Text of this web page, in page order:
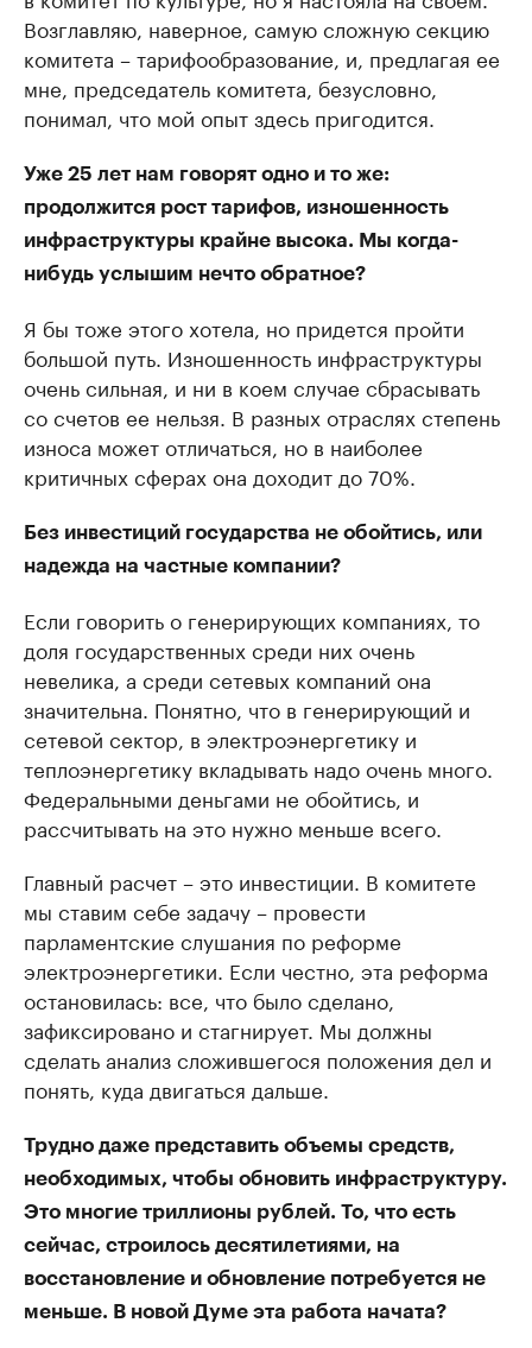
Возглавляю, наверное, самую сложную секцию
комитета – тарифообразование, и, предлагая ее
мне, председатель комитета, безусловно,
понимал, что мой опыт здесь пригодится.
Уже 25 лет нам говорят одно и то же:
продолжится рост тарифов, изношенность
инфраструктуры крайне высока. Мы когда-
нибудь услышим нечто обратное?
Я бы тоже этого хотела, но придется пройти
большой путь. Изношенность инфраструктуры
очень сильная, и ни в коем случае сбрасывать
со счетов ее нельзя. В разных отраслях степень
износа может отличаться, но в наиболее
критичных сферах она доходит до 70%.
Без инвестиций государства не обойтись, или
надежда на частные компании?
Если говорить о генерирующих компаниях, то
доля государственных среди них очень
невелика, а среди сетевых компаний она
значительна. Понятно, что в генерирующий и
сетевой сектор, в электроэнергетику и
теплоэнергетику вкладывать надо очень много.
Федеральными деньгами не обойтись, и
рассчитывать на это нужно меньше всего.
Главный расчет – это инвестиции. В комитете
мы ставим себе задачу – провести
парламентские слушания по реформе
электроэнергетики. Если честно, эта реформа
остановилась: все, что было сделано,
зафиксировано и стагнирует. Мы должны
сделать анализ сложившегося положения дел и
понять, куда двигаться дальше.
Трудно даже представить объемы средств,
необходимых, чтобы обновить инфраструктуру.
Это многие триллионы рублей. То, что есть
сейчас, строилось десятилетиями, на
восстановление и обновление потребуется не
меньше. В новой Думе эта работа начата?